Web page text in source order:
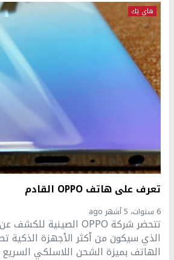
هاي تِك
تعرف على هاتف OPPO القادم
6 سنوات، 5 أشهر ago
الذي سيكون من أكثر الأجهزة الذكية
الهاتف بميزة الشحن اللاسلكي السريع